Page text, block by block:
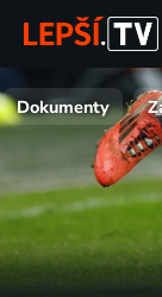
Dokumenty